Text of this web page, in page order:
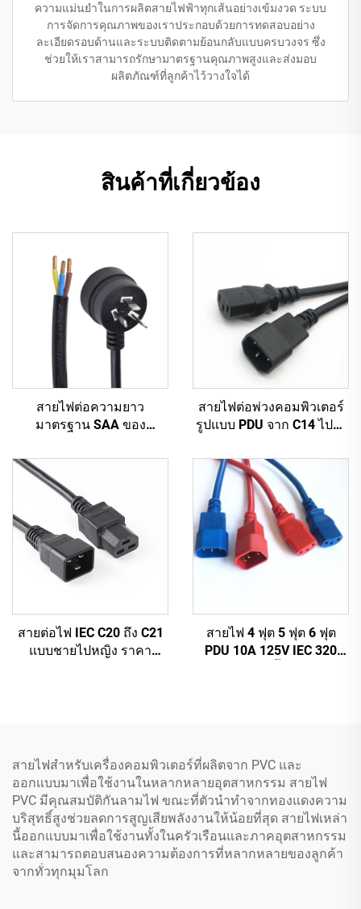
ความแม่นยำในการผลิตสายไฟฟ้าทุกเส้นอย่างเข้มงวด ระบบ
การจัดการคุณภาพของเราประกอบด้วยการทดสอบอย่าง
ละเอียดรอบด้านและระบบติดตามย้อนกลับแบบครบวงจร ซึ่ง
ช่วยให้เราสามารถรักษามาตรฐานคุณภาพสูงและส่งมอบ
ผลิตภัณฑ์ที่ลูกค้าไว้วางใจได้
สินค้าที่เกี่ยวข้อง
สายไฟต่อความยาว
มาตรฐาน SAA ของ
ตามสั่ง สำหรับอุปกรณ์
อุตสาหกรรมและเครื่องใช้
ในบ้าน ทำจากยางทนทาน
สายไฟต่อพ่วงคอมพิวเตอร์
รูปแบบ PDU จาก C14 ไปยัง
สายต่อไฟฟ้าคอมพิวเตอร์สี
ดำ 10A IEC-320-C14 ถึง
IEC-320-C13
สายต่อไฟ IEC C20 ถึง C21
แบบชายไปหญิง ราคา
สายไฟ 4 ฟุต 5 ฟุต 6 ฟุต
PDU 10A 125V IEC 320
สายไฟสำหรับเครื่องคอมพิวเตอร์ที่ผลิตจาก PVC และ
ออกแบบมาเพื่อใช้งานในหลากหลายอุตสาหกรรม สายไฟ
PVC มีคุณสมบัติกันลามไฟ ขณะที่ตัวนำทำจากทองแดงความ
บริสุทธิ์สูงช่วยลดการสูญเสียพลังงานให้น้อยที่สุด สายไฟเหล่า
นี้ออกแบบมาเพื่อใช้งานทั้งในครัวเรือนและภาคอุตสาหกรรม
และสามารถตอบสนองความต้องการที่หลากหลายของลูกค้า
จากทั่วทุกมุมโลก